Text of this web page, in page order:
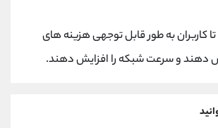
کاربران به طور قابل توجهی هزینه های
دهند و سرعت شبکه را افزایش دهند.